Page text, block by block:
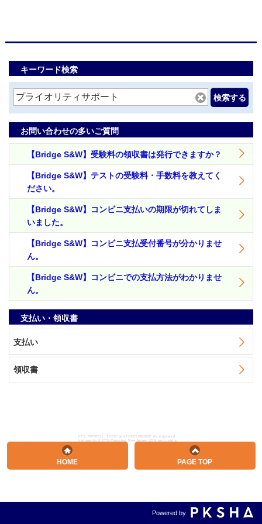
キーワード検索
検索する
お問い合わせの多いご質問
【Bridge S&W】受験料の領収書は発行できますか？
【Bridge S&W】テストの受験料・手数料を教えてく
ださい。
【Bridge S&W】コンビニ支払いの期限が切れてしま
いました。
【Bridge S&W】コンビニ支払受付番号が分かりませ
ん。
【Bridge S&W】コンビニでの支払方法がわかりませ
ん。
支払い・領収書
支払い
領収書
ETS, PROPELL, TOEIC and TOEIC BRIDGE are registered
trademarks of ETS, Princeton, New Jersey, USA, and used in
Japan under license. The Eight-Point logo is a trademark of ETS.
Powered by
HOME PAGE TOP